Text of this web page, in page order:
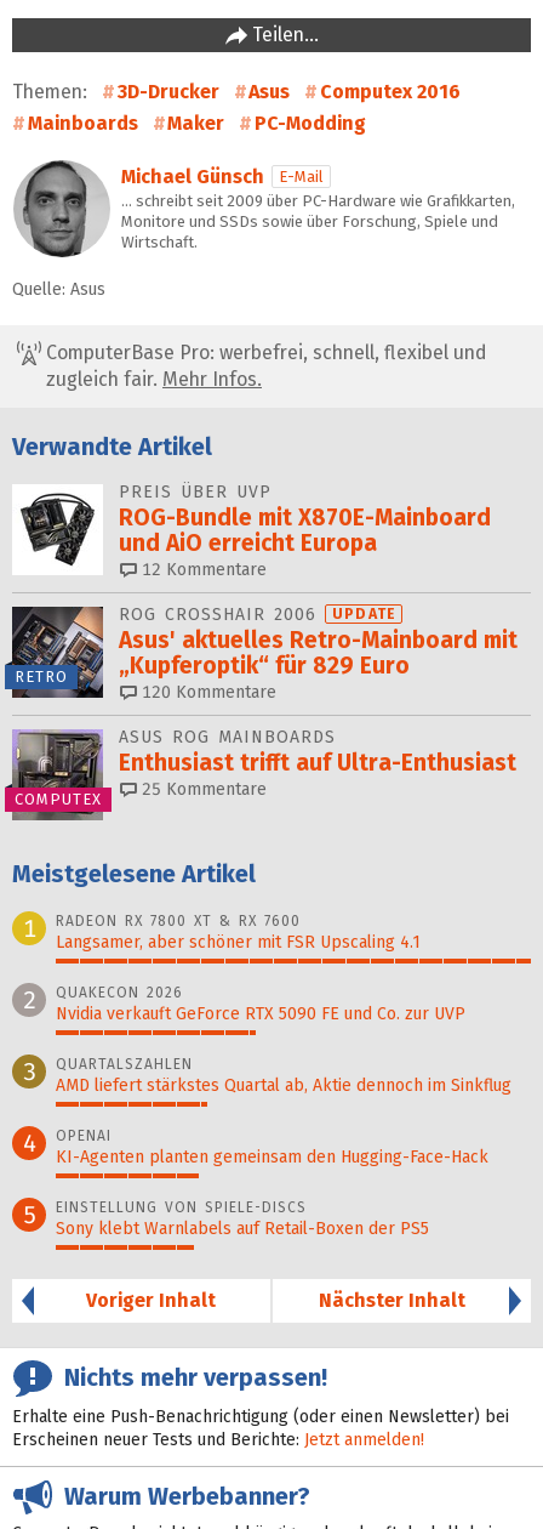
Teilen…
Themen: 3D-Drucker Asus
Computex 2016
Mainboards
Maker PC-Modding
Michael Günsch
E-Mail
… schreibt seit 2009 über PC-Hardware wie Grafikkarten,
Monitore und SSDs sowie über Forschung, Spiele und
Wirtschaft.
Quelle: Asus
ComputerBase Pro: werbefrei, schnell, flexibel und
zugleich fair. Mehr Infos.
Verwandte Artikel
PREIS ÜBER UVP
ROG-Bundle mit X870E-Mainboard
und AiO erreicht Europa
12 Kommentare
RETRO
ROG CROSSHAIR 2006 UPDATE
Asus' aktuelles Retro-Mainboard mit
„Kupferoptik“ für 829 Euro
120 Kommentare
COMPUTEX
ASUS ROG MAINBOARDS
Enthusiast trifft auf Ultra-Enthusiast
25 Kommentare
Meistgelesene Artikel
1
RADEON RX 7800 XT & RX 7600
Langsamer, aber schöner mit FSR Upscaling 4.1
100%
2 QUAKECON 2026
Nvidia verkauft GeForce RTX 5090 FE und Co. zur UVP
42%
3 QUARTALSZAHLEN
AMD liefert stärkstes Quartal ab, Aktie dennoch im Sinkflug
32%
4 OPENAI
KI-Agenten planten gemein­sam den Hugging-Face-Hack
30%
5 EINSTELLUNG VON SPIELE-DISCS
Sony klebt Warnlabels auf Retail-Boxen der PS5
29%
Voriger Inhalt
Nächster Inhalt
Nichts mehr verpassen!
Erhalte eine Push-Benachrichtigung (oder einen Newsletter) bei
Erscheinen neuer Tests und Berichte: Jetzt anmelden!
Warum Werbebanner?